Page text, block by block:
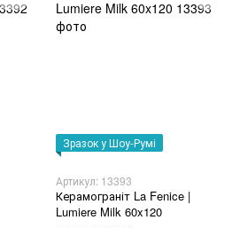
Зразок у Шоу-Румі
Артикул: 13393
Керамограніт La Fenice |
Lumiere Milk 60x120